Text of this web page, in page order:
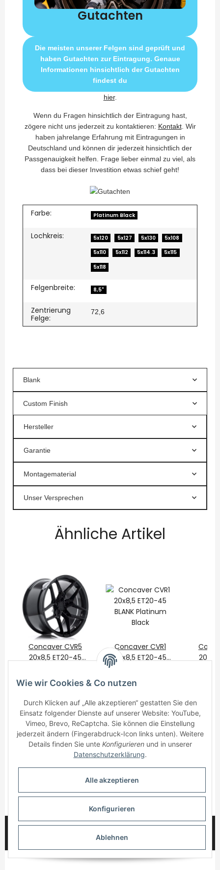
Gutachten
Die meisten unserer Felgen sind geprüft und
haben Gutachten zur Eintragung. Genaue
Informationen hinsichtlich der Gutachten
findest du
hier.
Wenn du Fragen hinsichtlich der Eintragung hast,
zögere nicht uns jederzeit zu kontaktieren: Kontakt. Wir
haben jahrelange Erfahrung mit Eintragungen in
Deutschland und können dir jederzeit hinsichtlich der
Passgenauigkeit helfen. Frage lieber einmal zu viel, als
dass bei dieser Investition etwas schief geht!
Farbe: Platinum Black
Lochkreis: 5x120 5x127 5x130
5x108
5x110
5x112 5x114.3
5x115
5x118
Felgenbreite: 8,5"
Zentrierung
Felge:
72,6
Blank
Custom Finish
Hersteller
Garantie
Montagematerial
Unser Versprechen
Ähnliche Artikel
Concaver CVR5
20x8,5 ET20-45
Black
Concaver CVR1
20x8,5 ET20-45
BLANK Platinum
Black
Informationen
© 2025 myWheelz - Alle Rechte vorbehalten.
Handmade with Passion
Wie wir Cookies & Co nutzen
Durch Klicken auf „Alle akzeptieren“ gestatten Sie den
Einsatz folgender Dienste auf unserer Website: YouTube,
Vimeo, Brevo, ReCaptcha. Sie können die Einstellung
jederzeit ändern (Fingerabdruck-Icon links unten). Weitere
Details finden Sie unte Konfigurierenund in unserer
Datenschutzerklärung.
Alle akzeptieren
Konfigurieren
Ablehnen